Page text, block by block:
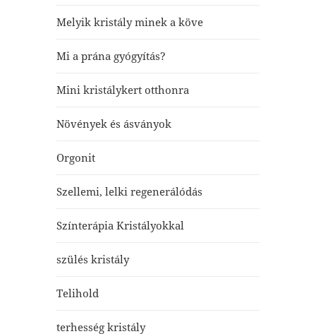
Melyik kristály minek a köve
Mi a prána gyógyítás?
Mini kristálykert otthonra
Növények és ásványok
Orgonit
Szellemi, lelki regenerálódás
Színterápia Kristályokkal
szülés kristály
Telihold
terhesség kristály